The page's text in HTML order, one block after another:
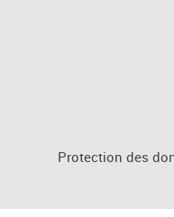
Protection des